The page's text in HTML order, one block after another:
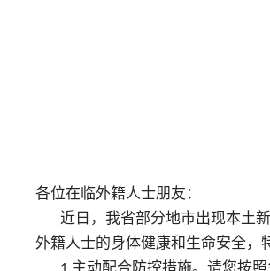
各位在临外籍人士朋友：
近日，我省部分地市出现本土
外籍人士的身体健康和生命安全，